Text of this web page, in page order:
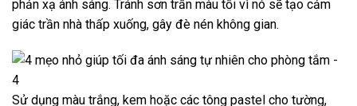
phản xạ ánh sáng. Tránh sơn trần màu tối vì nó sẽ tạo cảm
giác trần nhà thấp xuống, gây đè nén không gian.
Sử dụng màu trắng, kem hoặc các tông pastel cho tường,